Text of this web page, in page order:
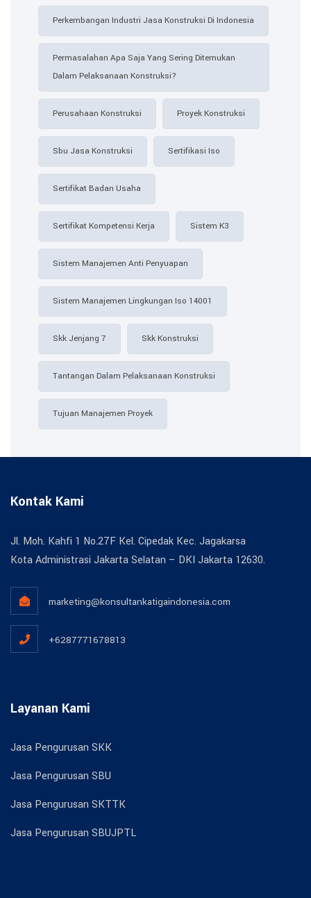
Perkembangan Industri Jasa Konstruksi Di Indonesia
Permasalahan Apa Saja Yang Sering Ditemukan
Dalam Pelaksanaan Konstruksi?
Perusahaan Konstruksi Proyek Konstruksi
Sbu Jasa Konstruksi Sertifikasi Iso
Sertifikat Badan Usaha
Sertifikat Kompetensi Kerja Sistem K3
Sistem Manajemen Anti Penyuapan
Sistem Manajemen Lingkungan Iso 14001
Skk Jenjang 7 Skk Konstruksi
Tantangan Dalam Pelaksanaan Konstruksi
Tujuan Manajemen Proyek
Kontak Kami
Jl. Moh. Kahfi 1 No.27F Kel. Cipedak Kec. Jagakarsa
Kota Administrasi Jakarta Selatan – DKI Jakarta 12630.
marketing@konsultankatigaindonesia.com
+6287771678813
Layanan Kami
Jasa Pengurusan SKK
Jasa Pengurusan SBU
Jasa Pengurusan SKTTK
Jasa Pengurusan SBUJPTL